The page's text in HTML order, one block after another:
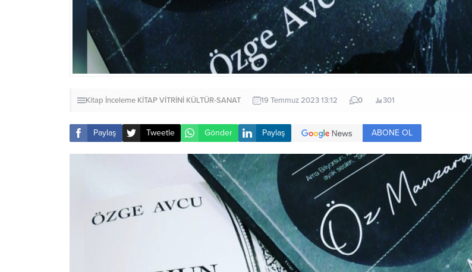
Kitap İnceleme KİTAP VİTRİNİ KÜLTÜR-SANAT 19 Temmuz 2023 13:12 0 301
Paylaş Tweetle Gönder Paylaş ABONE OL